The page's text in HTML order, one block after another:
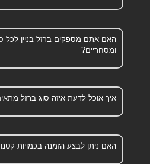
האם אתם מספקים ברזל בניין לכל
ומסחריים?
איך אוכל לדעת איזה סוג ברזל
האם ניתן לבצע הזמנה בכמויות